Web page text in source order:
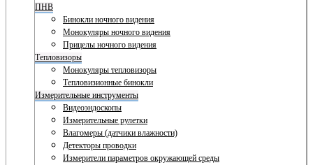
ПНВ
Бинокли ночного видения
Монокуляры ночного видения
Прицелы ночного видения
Тепловизоры
Монокуляры тепловизоры
Тепловизионные бинокли
Измерительные инструменты
Видеоэндоскопы
Измерительные рулетки
Влагомеры (датчики влажности)
Детекторы проводки
Измерители параметров окружающей среды